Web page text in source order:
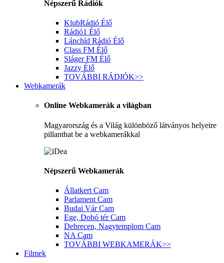
Népszerű Rádiók
KlubRádió Élő
Rádió1 Élő
Lánchíd Rádió Élő
Class FM Élő
Sláger FM Élő
Jazzy Élő
TOVÁBBI RÁDIÓK>>
Webkamerák
Online Webkamerák a világban
Magyarország és a Világ különböző látványos helyeire
pillanthat be a webkamerákkal
Népszerű Webkamerák
Állatkert Cam
Parlament Cam
Budai VárCam
Ege, Dobó térCam
Debrecen, Nagytemplom Cam
NA Cam
TOVÁBBI WEBKAMERÁK>>
Filmek